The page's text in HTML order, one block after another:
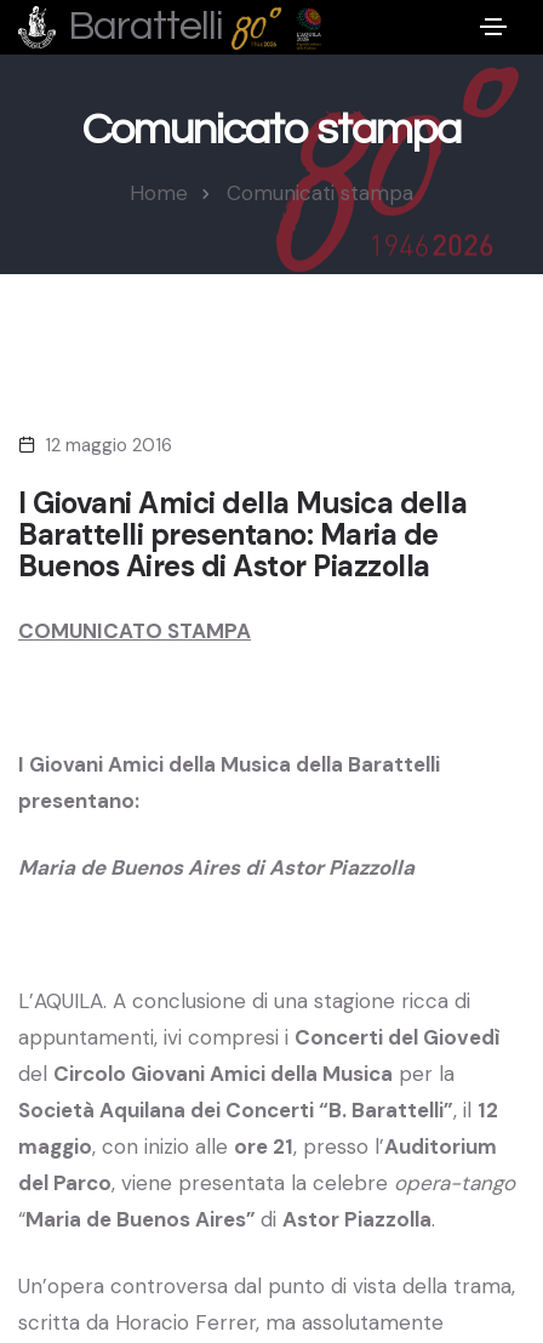
Barattelli
Comunicato stampa
Home Comunicati stampa
12 maggio 2016
I Giovani Amici della Musica della
Barattelli presentano: Maria de
Buenos Aires di Astor Piazzolla
COMUNICATO STAMPA
I Giovani Amici della Musica della Barattelli
presentano:
Maria de Buenos Aires di Astor Piazzolla
L’AQUILA. A conclusione di una stagione ricca di
appuntamenti, ivi compresi i Concerti del Giovedì
del Circolo Giovani Amici della Musica per la
Società Aquilana dei Concerti “B. Barattelli”, il 12
maggio, con inizio alle ore 21, presso l’Auditorium
del Parco, viene presentata la celebre opera-tango
“Maria de Buenos Aires” di Astor Piazzolla.
Un’opera controversa dal punto di vista della trama,
scritta da Horacio Ferrer, ma assolutamente